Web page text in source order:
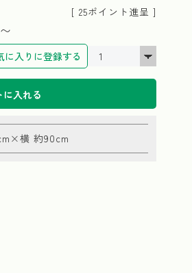
[ 25ポイント進呈 ]
〜
に入りに登録する
に入れる
横 約90cm